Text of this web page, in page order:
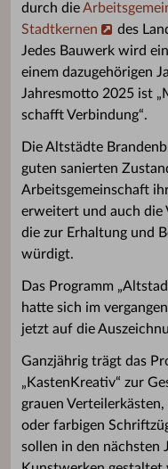
durch die
Stadtkernen
des
Jedes Bauwerk wird
einem dazugehörigen
Jahresmotto 2025 ist
schafft Verbindung“.
Die Altstädte
guten sanierten
Arbeitsgemeinschaft
erweitert und auch die
die zur Erhaltung und
würdigt.
Das Programm
hatte sich im
jetzt auf die
Ganzjährig trägt das
„KastenKreativ“ zur
grauen
oder farbigen
sollen in den nächsten